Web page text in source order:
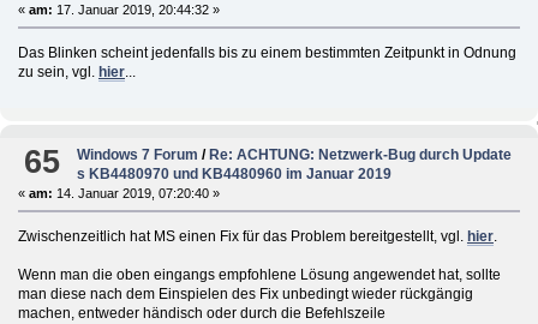
« am: 17. Januar 2019, 20:44:32 »
Das Blinken scheint jedenfalls bis zu einem bestimmten Zeitpunkt in Odnung
zu sein, vgl. hier...
65 Windows 7 Forum / Re: ACHTUNG: Netzwerk-Bug durch Update
s KB4480970 und KB4480960 im Januar 2019
« am: 14. Januar 2019, 07:20:40 »
Zwischenzeitlich hat MS einen Fix für das Problem bereitgestellt, vgl. hier.
Wenn man die oben eingangs empfohlene Lösung angewendet hat, sollte
man diese nach dem Einspielen des Fix unbedingt wieder rückgängig
machen, entweder händisch oder durch die Befehlszeile